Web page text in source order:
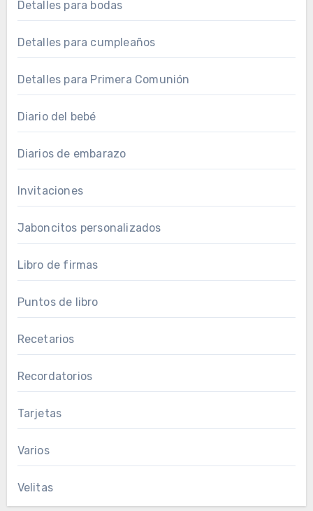
Detalles para bodas
Detalles para cumpleaños
Detalles para Primera Comunión
Diario del bebé
Diarios de embarazo
Invitaciones
Jaboncitos personalizados
Libro de firmas
Puntos de libro
Recetarios
Recordatorios
Tarjetas
Varios
Velitas